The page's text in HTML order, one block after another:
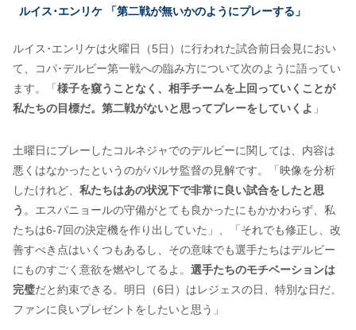
ルイス･エンリケ 「第二戦が無いかのようにプレーする」
ルイス･エンリケは火曜日（5日）に行われた試合前日会見におい
て、コパ･デルビー第一戦への臨み方について次のように語ってい
ます。「 様子を窺うことなく、相手チームを上回っていくことが
私たちの目標だ。第二戦がないと思ってプレーをしていくよ 」
土曜日にプレーしたコルネジャでのデルビーに関しては、内容は
悪くはなかったというのがバルサ監督の見解です。「映像を分析
したけれど、 私たちはあの状況下で非常に良い試合をしたと思
う 。エスパニョールの守備がとても良かったにもかかわらず、私
たちは6-7回の決定機を作り出していた」、「それでも修正し、改
善すべき点はいくつもあるし、その意味でも選手たちはデルビー
にものすごく意欲を燃やしてるよ。 選手たちのモチベーションは
完璧だと約束できる。明日（6日）はレジェスの日、特別な日だ。
ファンに良いプレゼントをしたいと思う」